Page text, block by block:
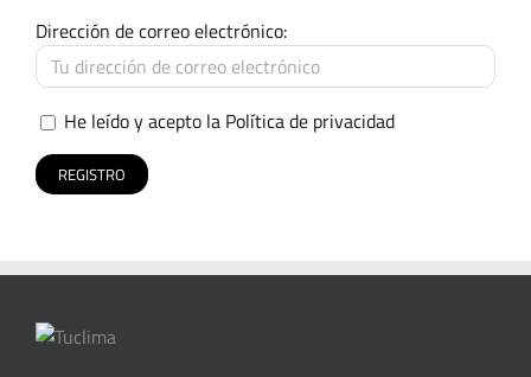
Dirección de correo electrónico:
He leído y acepto la Política de privacidad